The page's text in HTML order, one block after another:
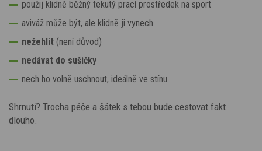
použij klidně běžný tekutý prací prostředek na sport
aviváž může být, ale klidně ji vynech
nežehlit (není důvod)
nedávat do sušičky
nech ho volně uschnout, ideálně ve stínu
Shrnutí? Trocha péče a šátek s tebou bude cestovat fakt
dlouho.